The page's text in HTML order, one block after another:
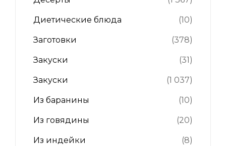
Диетические блюда (10)
Заготовки (378)
Закуски (31)
Закуски (1 037)
Из баранины (10)
Из говядины (20)
Из индейки (8)